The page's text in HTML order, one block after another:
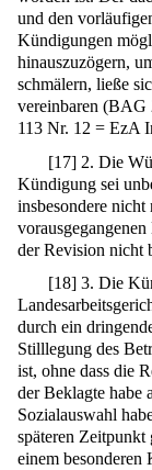
und den
Kündigungen
hinauszuzögern,
schmälern, ließe
vereinbaren (BAG
113 Nr. 12 = EzA
[17] 2. Die
Kündigung sei
insbesondere
der Revision nicht
[18] 3. Die
durch ein
Stilllegung des
ist, ohne dass die
der Beklagte habe
Sozialauswahl
späteren
einem besonderen